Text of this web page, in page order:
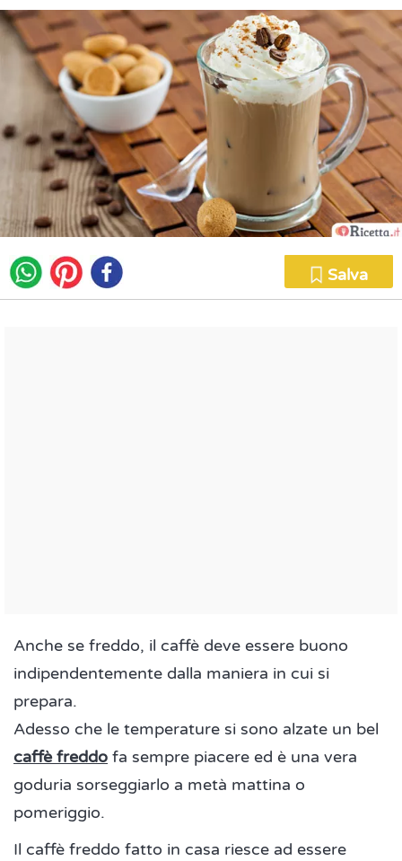
Salva
Anche se freddo, il caffè deve essere buono
indipendentemente dalla maniera in cui si
prepara.
Adesso che le temperature si sono alzate un bel
caffè freddo fa sempre piacere ed è una vera
goduria sorseggiarlo a metà mattina o
pomeriggio.
Il caffè freddo fatto in casa riesce ad essere